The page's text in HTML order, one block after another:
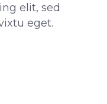
elit, sed
eget.